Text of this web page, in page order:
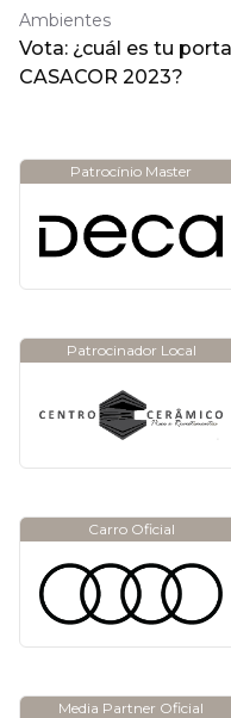
Ambientes
Vota: ¿cuál es tu
CASACOR 2023?
Patrocínio Master
Patrocinador Local
Carro Oficial
Media Partner Oficial